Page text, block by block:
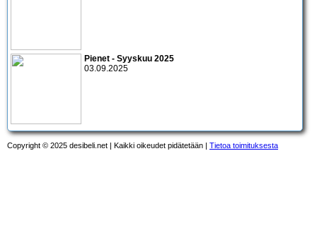
Pienet - Syyskuu 2025
03.09.2025
Copyright © 2025 desibeli.net | Kaikki oikeudet pidätetään | Tietoa toimituksesta